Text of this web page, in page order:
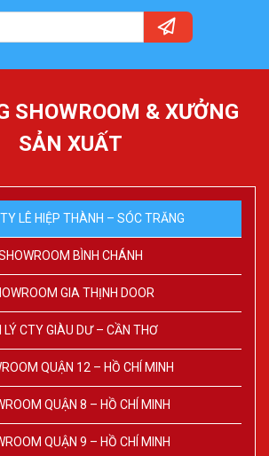
SHOWROOM & XƯỞNG
SẢN XUẤT
LÊ HIỆP THÀNH – SÓC TRĂNG
BÌNH CHÁNH
GIA THỊNH DOOR
LÝ CTY GIÀU DƯ – CẦN THƠ
QUẬN 12 – HỒ CHÍ MINH
QUẬN 8 – HỒ CHÍ MINH
QUẬN 9 – HỒ CHÍ MINH